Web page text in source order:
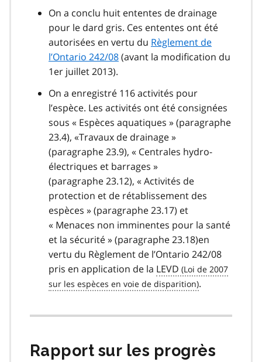
On a conclu huit ententes de drainage
pour le dard gris. Ces ententes ont été
autorisées en vertu du Règlement de
l’Ontario 242/08(avant la modification du
1er juillet 2013).
On a enregistré 116 activités pour
l’espèce. Les activités ont été consignées
sous « Espèces aquatiques » (paragraphe
23.4), «Travaux de drainage »
(paragraphe 23.9), « Centrales hydro-
électriques et barrages »
(paragraphe 23.12), « Activités de
protection et de rétablissement des
espèces » (paragraphe 23.17) et
« Menaces non imminentes pour la santé
et la sécurité » (paragraphe 23.18)en
vertu du Règlement de l’Ontario 242/08
pris en application de la LEVD
.
Rapport sur les progrès